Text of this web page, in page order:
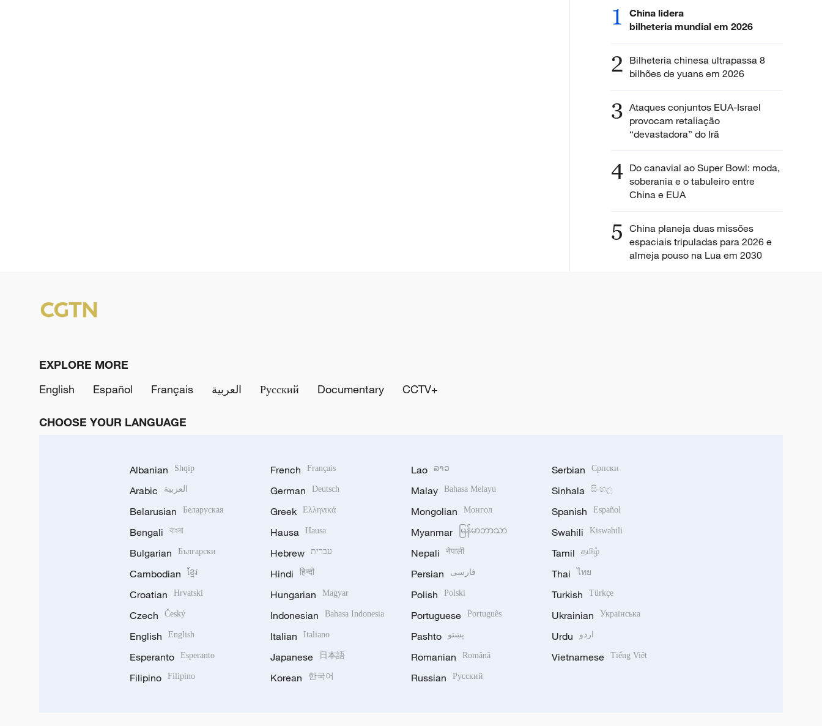
1
China lidera
bilheteria mundial em 2026
2 Bilheteria chinesa ultrapassa 8
bilhões de yuans em 2026
3 Ataques conjuntos EUA-Israel
provocam retaliação
“devastadora” do Irã
4 Do canavial ao Super Bowl: moda,
soberania e o tabuleiro entre
China e EUA
5 China planeja duas missões
espaciais tripuladas para 2026 e
almeja pouso na Lua em 2030
EXPLORE MORE
English
Español Français العربية Русский Documentary CCTV+
CHOOSE YOUR LANGUAGE
Albanian Shqip
Arabic العربية
Belarusian Беларуская
Bengali বাংলা
Bulgarian Български
Cambodian ខ្មែរ
Croatian Hrvatski
Czech Český
English English
Esperanto Esperanto
Filipino Filipino
French Français
German Deutsch
Greek Ελληνικά
Hausa Hausa
Hebrew עברית
Hindi हिन्दी
Hungarian Magyar
Indonesian Bahasa Indonesia
Italian Italiano
Japanese 日本語
Korean 한국어
Lao ລາວ
Malay Bahasa Melayu
Mongolian Монгол
Myanmar မြန်မာဘာသာ
Nepali नेपाली
Persian فارسی
Polish Polski
Portuguese Português
Pashto پښتو
Romanian Română
Russian Русский
Serbian Српски
Sinhala සිංහල
Spanish Español
Swahili Kiswahili
Tamil தமிழ்
Thai ไทย
Turkish Türkçe
Ukrainian Українська
Urdu اردو
Vietnamese Tiếng Việt